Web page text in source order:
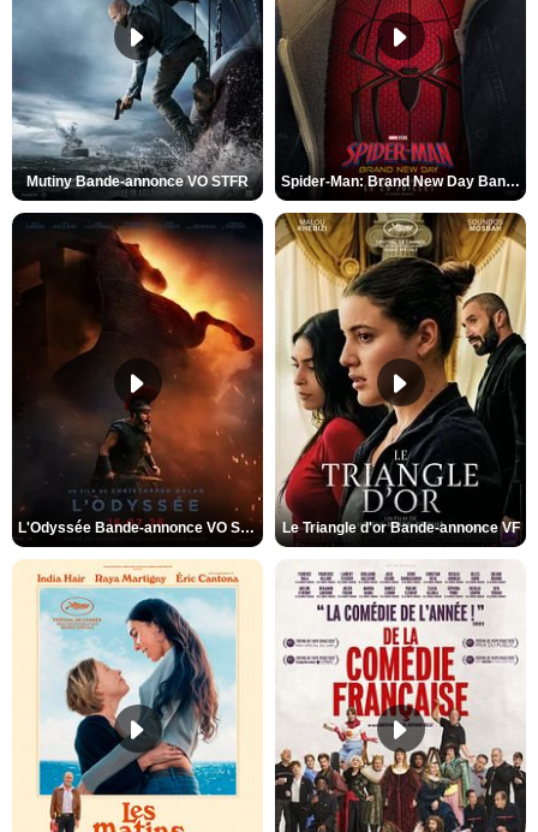
Mutiny Bande-annonce VO STFR Spider-Man: Brand New Day Bande-annonce VO STFR
L'Odyssée Bande-annonce VO STFR Le Triangle d'or Bande-annonce VF